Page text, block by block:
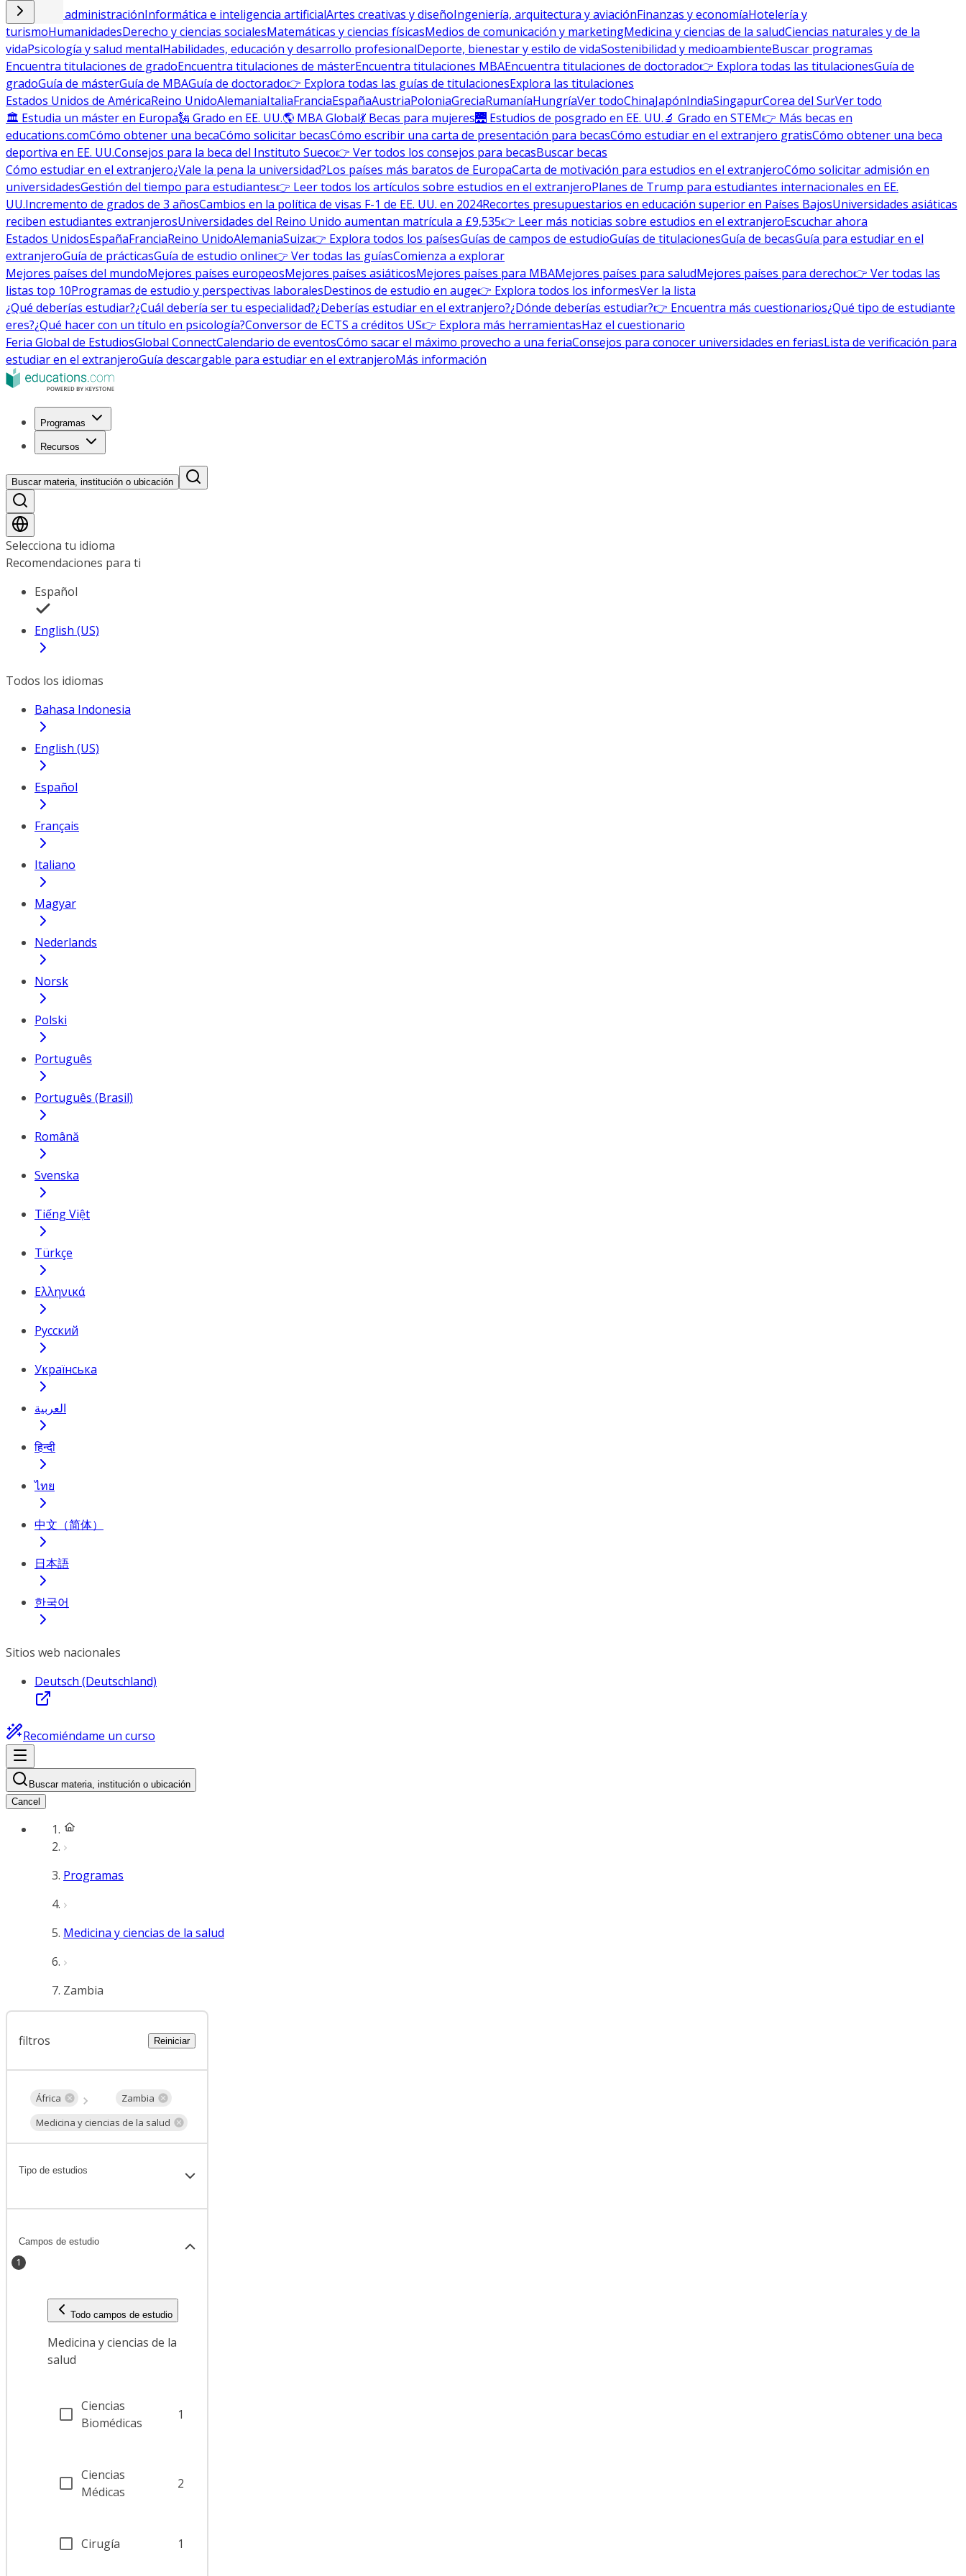
Empresa y administraciónInformática e inteligencia artificialArtes creativas y diseñoIngeniería, arquitectura y aviaciónFinanzas y economíaHotelería y
turismoHumanidadesDerecho y ciencias socialesMatemáticas y ciencias físicasMedios de comunicación y marketingMedicina y ciencias de la saludCiencias naturales y de la
vidaPsicología y salud mentalHabilidades, educación y desarrollo profesionalDeporte, bienestar y estilo de vidaSostenibilidad y medioambienteBuscar programas
Encuentra titulaciones de gradoEncuentra titulaciones de másterEncuentra titulaciones MBAEncuentra titulaciones de doctorado👉 Explora todas las titulacionesGuía de
gradoGuía de másterGuía de MBAGuía de doctorado👉 Explora todas las guías de titulacionesExplora las titulaciones
Estados Unidos de AméricaReino UnidoAlemaniaItaliaFranciaEspañaAustriaPoloniaGreciaRumaníaHungríaVer todoChinaJapónIndiaSingapurCorea del SurVer todo
🏛 Estudia un máster en Europa🗽 Grado en EE. UU.🌎 MBA Global💃 Becas para mujeres🌉 Estudios de posgrado en EE. UU.🔬 Grado en STEM👉 Más becas en
educations.comCómo obtener una becaCómo solicitar becasCómo escribir una carta de presentación para becasCómo estudiar en el extranjero gratisCómo obtener una beca
deportiva en EE. UU.Consejos para la beca del Instituto Sueco👉 Ver todos los consejos para becasBuscar becas
Cómo estudiar en el extranjero¿Vale la pena la universidad?Los países más baratos de EuropaCarta de motivación para estudios en el extranjeroCómo solicitar admisión en
universidadesGestión del tiempo para estudiantes👉 Leer todos los artículos sobre estudios en el extranjeroPlanes de Trump para estudiantes internacionales en EE.
UU.Incremento de grados de 3 añosCambios en la política de visas F-1 de EE. UU. en 2024Recortes presupuestarios en educación superior en Países BajosUniversidades asiáticas
reciben estudiantes extranjerosUniversidades del Reino Unido aumentan matrícula a £9,535👉 Leer más noticias sobre estudios en el extranjeroEscuchar ahora
Estados UnidosEspañaFranciaReino UnidoAlemaniaSuiza👉 Explora todos los paísesGuías de campos de estudioGuías de titulacionesGuía de becasGuía para estudiar en el
extranjeroGuía de prácticasGuía de estudio online👉 Ver todas las guíasComienza a explorar
Mejores países del mundoMejores países europeosMejores países asiáticosMejores países para MBAMejores países para saludMejores países para derecho👉 Ver todas las
listas top 10Programas de estudio y perspectivas laboralesDestinos de estudio en auge👉 Explora todos los informesVer la lista
¿Qué deberías estudiar?¿Cuál debería ser tu especialidad?¿Deberías estudiar en el extranjero?¿Dónde deberías estudiar?👉 Encuentra más cuestionarios¿Qué tipo de estudiante
eres?¿Qué hacer con un título en psicología?Conversor de ECTS a créditos US👉 Explora más herramientasHaz el cuestionario
Feria Global de EstudiosGlobal ConnectCalendario de eventosCómo sacar el máximo provecho a una feriaConsejos para conocer universidades en feriasLista de verificación para
estudiar en el extranjeroGuía descargable para estudiar en el extranjeroMás información
Programas
Recursos
Buscar materia, institución o ubicación
Selecciona tu idioma
Recomendaciones para ti
Español
English (US)
Todos los idiomas
Bahasa Indonesia
English (US)
Español
Français
Italiano
Magyar
Nederlands
Norsk
Polski
Português
Português (Brasil)
Română
Svenska
Tiếng Việt
Türkçe
Ελληνικά
Русский
Українська
العربية
हिन्दी
ไทย
中文（简体）
日本語
한국어
Sitios web nacionales
Deutsch (Deutschland)
Recomiéndame un curso
Buscar materia, institución o ubicación
Cancel
Programas
Medicina y ciencias de la salud
Zambia
filtros Reiniciar
África
Zambia
Medicina y ciencias de la salud
Tipo de estudios
Campos de estudio
1
Todo campos de estudio
Medicina y ciencias de la
salud
Ciencias
Biomédicas
1
Ciencias
Médicas
2
Cirugía 1